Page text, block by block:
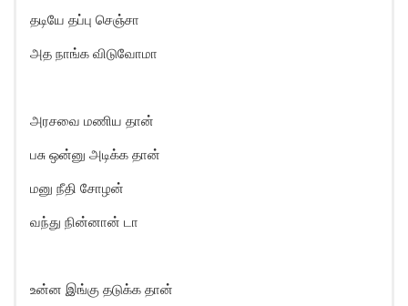
தடியே தப்பு செஞ்சா
அத நாங்க விடுவோமா
அரசவை மணிய தான்
பசு ஒன்னு அடிக்க தான்
மனு நீதி சோழன்
வந்து நின்னான் டா
உன்ன இங்கு தடுக்க தான்